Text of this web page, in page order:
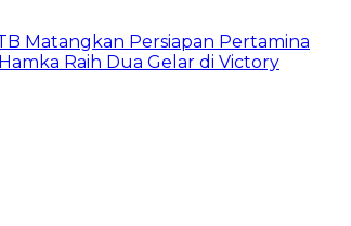
Matangkan Persiapan Pertamina
Raih Dua Gelar di Victory